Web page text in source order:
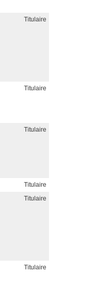
Titulaire
Titulaire
Titulaire
Titulaire
Titulaire
Titulaire